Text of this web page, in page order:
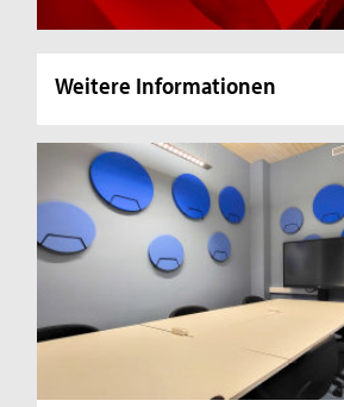
Weitere Informationen